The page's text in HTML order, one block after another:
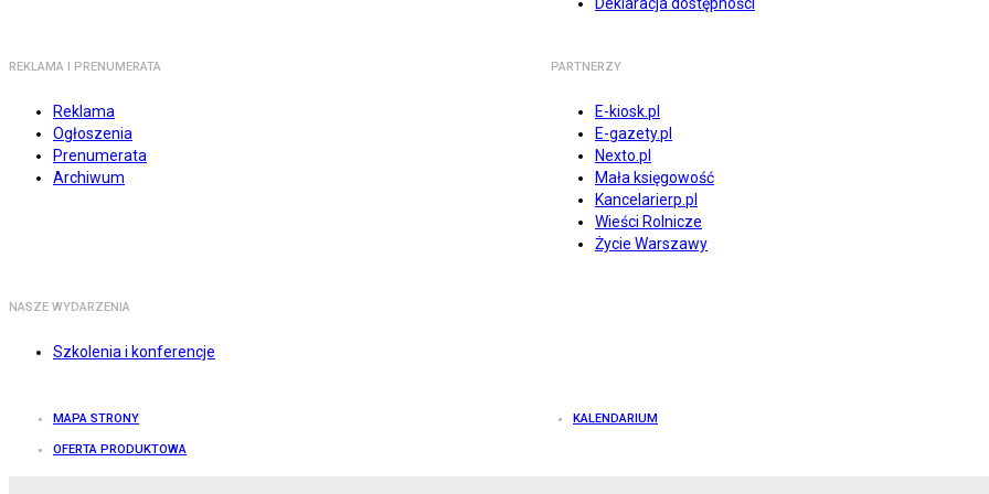
REKLAMA I PRENUMERATA
Reklama
Ogłoszenia
Prenumerata
Archiwum
PARTNERZY
E-kiosk.pl
E-gazety.pl
Nexto.pl
Mała księgowość
Kancelarierp.pl
Wieści Rolnicze
Życie Warszawy
NASZE WYDARZENIA
Szkolenia i konferencje
MAPA STRONY KALENDARIUM
OFERTA PRODUKTOWA